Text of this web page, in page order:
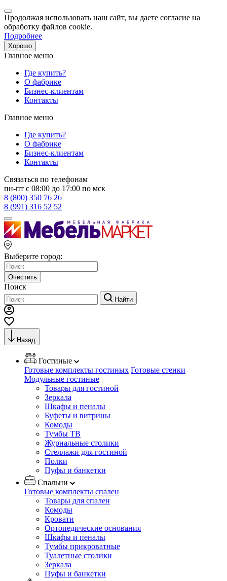
Продолжая использовать наш сайт, вы даете согласие на
обработку файлов cookie.
Подробнее
Хорошо
Главное меню
Где купить?
О фабрике
Бизнес-клиентам
Контакты
Главное меню
Где купить?
О фабрике
Бизнес-клиентам
Контакты
Связаться по телефонам
пн-пт с 08:00 до 17:00 по мск
8 (800) 350 76 26
8 (991) 316 52 52
Выберите город:
Очистить
Поиск
Найти
Назад
Гостиные
Готовые комплекты гостиных Готовые стенки
Модульные гостиные
Товары для гостиной
Зеркала
Шкафы и пеналы
Буфеты и витрины
Комоды
Тумбы ТВ
Журнальные столики
Стеллажи для гостиной
Полки
Пуфы и банкетки
Спальни
Готовые комплекты спален
Товары для спален
Комоды
Кровати
Ортопедические основания
Шкафы и пеналы
Тумбы прикроватные
Туалетные столики
Зеркала
Пуфы и банкетки